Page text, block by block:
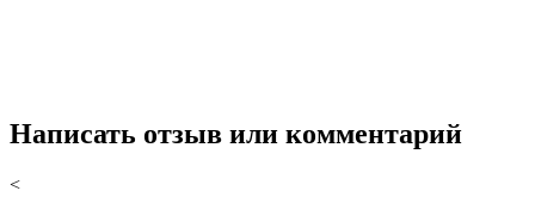
Написать отзыв или комментарий
<